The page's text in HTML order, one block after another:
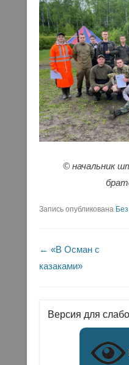
© начальник
Запись опубликована
Навигация по записям
← «В Осман с
казаками»
Версия для